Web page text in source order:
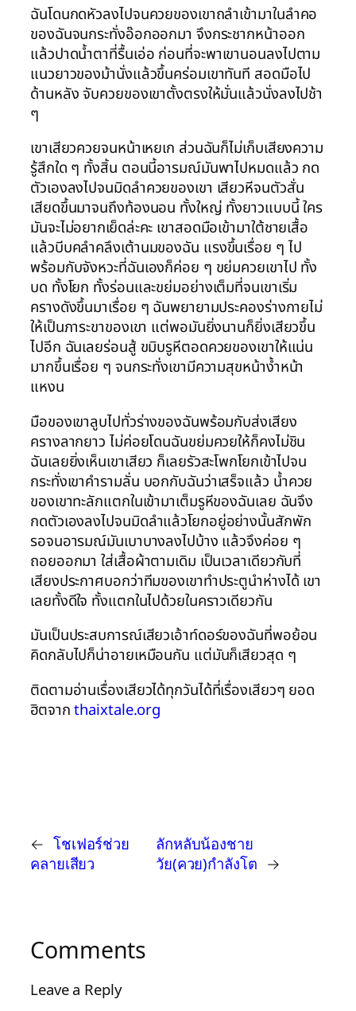
ฉันโดนกดหัวลงไปจนควยของเขาถลำเข้ามาในลำคอ
ของฉันจนกระทั่งอ๊อกออกมา จึงกระชากหน้าออก
แล้วปาดน้ำตาที่รื้นเอ่อ ก่อนที่จะพาเขานอนลงไปตาม
แนวยาวของม้านั่งแล้วขึ้นคร่อมเขาทันที สอดมือไป
ด้านหลัง จับควยของเขาตั้งตรงให้มั่นแล้วนั่งลงไปช้า
ๆ
เขาเสียวควยจนหน้าเหยเก ส่วนฉันก็ไม่เก็บเสียงความ
รู้สึกใด ๆ ทั้งสิ้น ตอนนี้อารมณ์มันพาไปหมดแล้ว กด
ตัวเองลงไปจนมิดลำควยของเขา เสียวหีจนตัวสั่น
เสียดขึ้นมาจนถึงท้องนอน ทั้งใหญ่ ทั้งยาวแบบนี้ ใคร
มันจะไม่อยากเย็ดล่ะคะ เขาสอดมือเข้ามาใต้ชายเสื้อ
แล้วบีบคลำคลึงเต้านมของฉัน แรงขึ้นเรื่อย ๆ ไป
พร้อมกับจังหวะที่ฉันเองก็ค่อย ๆ ขย่มควยเขาไป ทั้ง
บด ทั้งโยก ทั้งร่อนและขย่มอย่างเต็มที่จนเขาเริ่ม
ครางดังขึ้นมาเรื่อย ๆ ฉันพยายามประคองร่างกายไม่
ให้เป็นภาระขาของเขา แต่พอมันยิ่งนานก็ยิ่งเสียวขึ้น
ไปอีก ฉันเลยร่อนสู้ ขมิบรูหีตอดควยของเขาให้แน่น
มากขึ้นเรื่อย ๆ จนกระทั่งเขามีความสุขหน้าง้ำหน้า
แหงน
มือของเขาลูบไปทั่วร่างของฉันพร้อมกับส่งเสียง
ครางลากยาว ไม่ค่อยโดนฉันขย่มควยให้ก็คงไม่ชิน
ฉันเลยยิ่งเห็นเขาเสียว ก็เลยรัวสะโพกโยกเข้าไปจน
กระทั่งเขาคำรามลั่น บอกกับฉันว่าเสร็จแล้ว น้ำควย
ของเขาทะลักแตกในเข้ามาเต็มรูหีของฉันเลย ฉันจึง
กดตัวเองลงไปจนมิดลำแล้วโยกอยู่อย่างนั้นสักพัก
รอจนอารมณ์มันเบาบางลงไปบ้าง แล้วจึงค่อย ๆ
ถอยออกมา ใส่เสื้อผ้าตามเดิม เป็นเวลาเดียวกับที่
เสียงประกาศบอกว่าทีมของเขาทำประตูนำห่างได้ เขา
เลยทั้งดีใจ ทั้งแตกในไปด้วยในคราวเดียวกัน
มันเป็นประสบการณ์เสียวเอ้าท์ดอร์ของฉันที่พอย้อน
คิดกลับไปก็น่าอายเหมือนกัน แต่มันก็เสียวสุด ๆ
ติดตามอ่านเรื่องเสียวได้ทุกวันได้ที่เรื่องเสียวๆ ยอด
ฮิตจากthaixtale.org
← โชเฟอร์ช่วย
คลายเสียว
ลักหลับน้องชาย
วัย(ควย)กำลังโต →
Comments
Leave a Reply